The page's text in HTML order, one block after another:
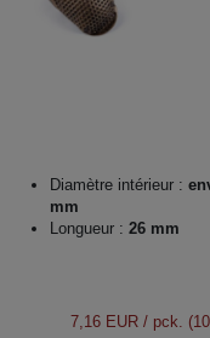
Diamètre intérieur :
mm
Longueur : 26 mm
7,16 EUR/ pck.